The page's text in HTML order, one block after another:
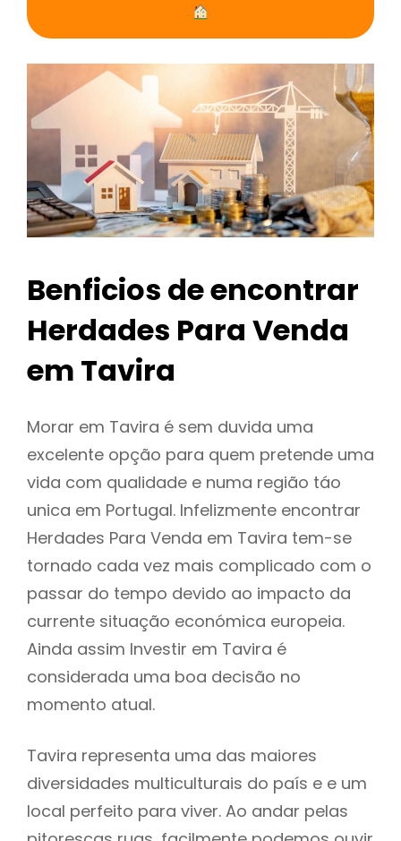
Benficios de encontrar
Herdades Para Venda
em Tavira
Morar em Tavira é sem duvida uma
excelente opção para quem pretende uma
vida com qualidade e numa região táo
unica em Portugal. Infelizmente encontrar
Herdades Para Venda em Tavira tem-se
tornado cada vez mais complicado com o
passar do tempo devido ao impacto da
currente situação económica europeia.
Ainda assim Investir em Tavira é
considerada uma boa decisão no
momento atual.
Tavira representa uma das maiores
diversidades multiculturais do país e e um
local perfeito para viver. Ao andar pelas